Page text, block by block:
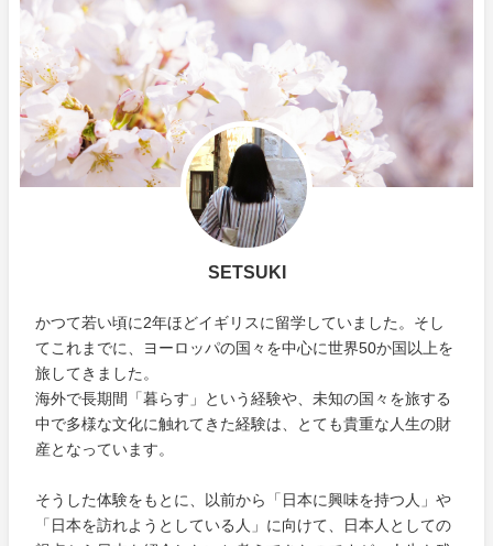
SETSUKI
かつて若い頃に2年ほどイギリスに留学していました。そし
てこれまでに、ヨーロッパの国々を中心に世界50か国以上を
旅してきました。
海外で長期間「暮らす」という経験や、未知の国々を旅する
中で多様な文化に触れてきた経験は、とても貴重な人生の財
産となっています。
そうした体験をもとに、以前から「日本に興味を持つ人」や
「日本を訪れようとしている人」に向けて、日本人としての